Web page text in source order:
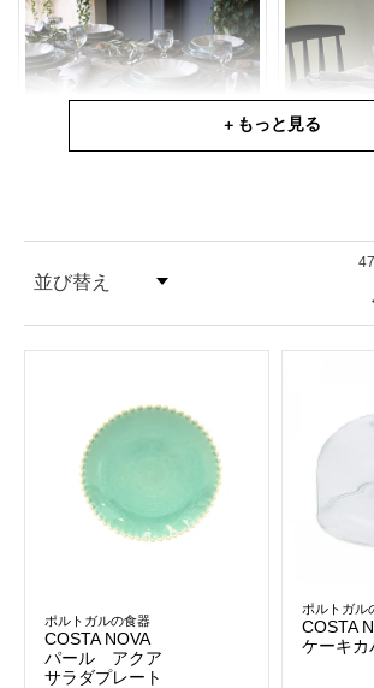
家庭料理の温かみを感じるクラシック
シンプルなが
クリスタルグラスをモチーフにしたデ
コラティブな個性派
海風のような
グラデーショ
BEJA
ｰベジャｰ
白い器の縁にアクセントカラー。老舗
のタベルナを思わせる素朴なデザイン
ぽってりとし
+ もっと見る
並び替え
価格が安い順
ポルトガルの食器
COSTA NOVA
パール アクア
サラダプレート
ポルトガル
COSTA
ケーキカ